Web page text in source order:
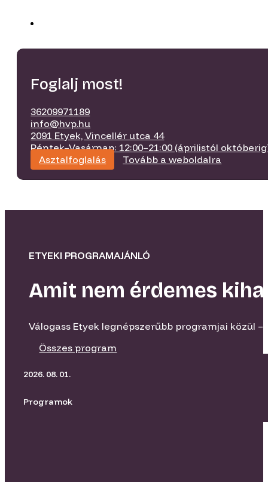
Foglalj most!
36209971189
info@hvp.hu
2091 Etyek, Vincellér utca 44
Péntek–Vasárnap: 12:00–21:00 (áprilistól
Asztalfoglalás
Tovább a weboldalra
ETYEKI PROGRAMAJÁNLÓ
Amit nem érdemes
Válogass Etyek legnépszerűbb programjai közül
Összes program
2026. 08. 01.
Programok